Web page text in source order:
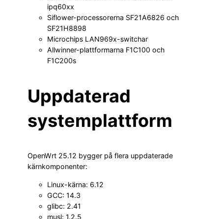
ipq60xx
Siflower-processorerna SF21A6826 och
SF21H8898
Microchips LAN969x-switchar
Allwinner-plattformarna F1C100 och
F1C200s
Uppdaterad
systemplattform
OpenWrt 25.12 bygger på flera uppdaterade
kärnkomponenter:
Linux-kärna: 6.12
GCC: 14.3
glibc: 2.41
musl: 1.2.5